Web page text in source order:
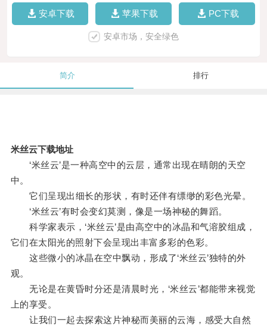
安卓下载 苹果下载 PC下载
安卓市场，安全绿色
简介 排行
米丝云下载地址
‘米丝云’是一种高空中的云层，通常出现在晴朗的天空
中。
它们呈现出细长的形状，有时还伴有缥缈的彩色光晕。
‘米丝云’有时会变幻莫测，像是一场神秘的舞蹈。
科学家表示，‘米丝云’是由高空中的冰晶和气溶胶组成，
它们在太阳光的照射下会呈现出丰富多彩的色彩。
这些微小的冰晶在空中飘动，形成了‘米丝云’独特的外
观。
无论是在黄昏时分还是清晨时光，‘米丝云’都能带来视觉
上的享受。
让我们一起去探索这片神秘而美丽的云海，感受大自然